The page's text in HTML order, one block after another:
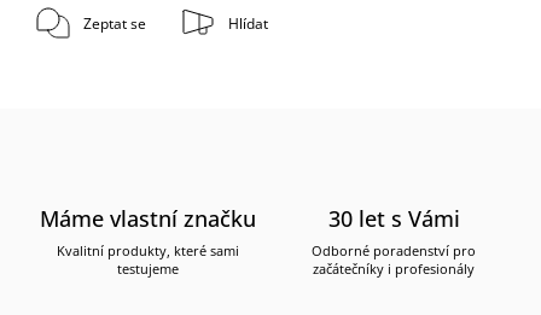
Zeptat se Hlídat
Máme vlastní značku
Kvalitní produkty, které sami
testujeme
30 let s Vámi
Odborné poradenství pro
začátečníky i profesionály